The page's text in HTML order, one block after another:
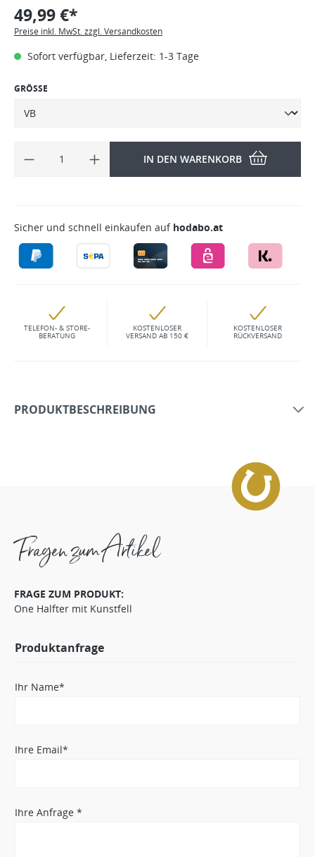
49,99 €*
Preise inkl. MwSt. zzgl. Versandkosten
Sofort verfügbar, Lieferzeit: 1-3 Tage
GRÖSSE
IN DEN WARENKORB
Sicher und schnell einkaufen auf hodabo.at
TELEFON- & STORE-
BERATUNG
KOSTENLOSER
VERSAND AB 150 €
KOSTENLOSER
RÜCKVERSAND
PRODUKTBESCHREIBUNG
Fragen zum Artikel
FRAGE ZUM PRODUKT:
One Halfter mit Kunstfell
Produktanfrage
Ihr Name*
Ihre Email*
Ihre Anfrage *